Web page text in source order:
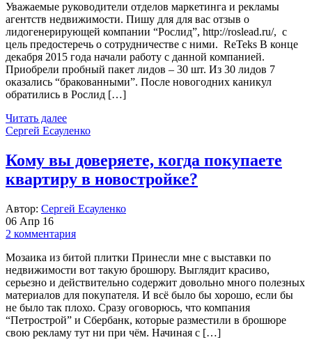
Уважаемые руководители отделов маркетинга и рекламы
агентств недвижимости. Пишу для для вас отзыв о
лидогенерирующей компании “Рослид”, http://roslead.ru/, с
цель предостеречь о сотрудничестве с ними. ReTeks В конце
декабря 2015 года начали работу с данной компанией.
Приобрели пробный пакет лидов – 30 шт. Из 30 лидов 7
оказались “бракованными”. После новогодних каникул
обратились в Рослид […]
Читать далее
Сергей Есауленко
Кому вы доверяете, когда покупаете
квартиру в новостройке?
Автор: Сергей Есауленко
06 Апр 16
2 комментария
Мозаика из битой плитки Принесли мне с выставки по
недвижимости вот такую брошюру. Выглядит красиво,
серьезно и действительно содержит довольно много полезных
материалов для покупателя. И всё было бы хорошо, если бы
не было так плохо. Сразу оговорюсь, что компания
“Петрострой” и Сбербанк, которые разместили в брошюре
свою рекламу тут ни при чём. Начиная c […]